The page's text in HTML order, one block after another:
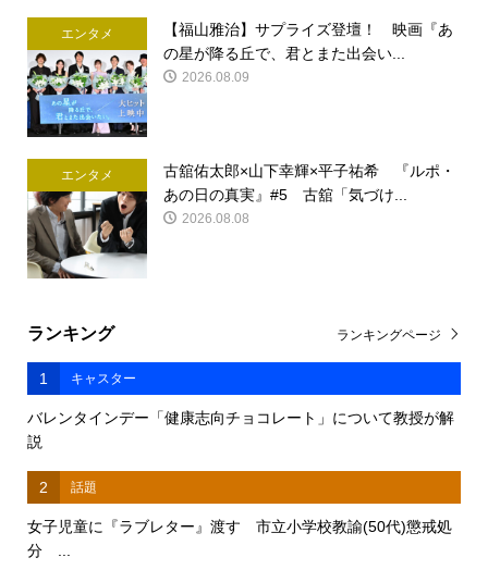
エンタメ
【福山雅治】サプライズ登壇！ 映画『あ
の星が降る丘で、君とまた出会い...
2026.08.09
エンタメ
古舘佑太郎×山下幸輝×平子祐希 『ルポ・
あの日の真実』#5 古舘「気づけ...
2026.08.08
ランキング
1 キャスター
バレンタインデー「健康志向チョコレート」について教授が解
説
2 話題
女子児童に『ラブレター』渡す 市立小学校教諭(50代)懲戒処
分 ...
ランキングページ